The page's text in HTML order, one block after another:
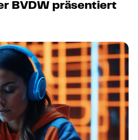
BVDW präsentiert